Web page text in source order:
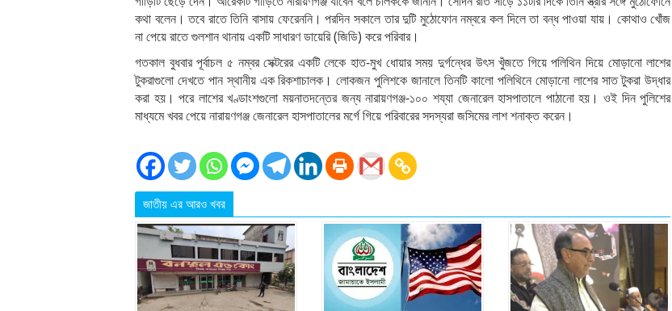
কথা বলেন। তবে রাতে তিনি বাসায় ফেরেননি। পরদিন সকালে তার দুটি মুঠোফোন নম্বরে কল দিলে তা বন্ধ পাওয়া যায়। কোথাও খোঁজ
না পেয়ে রাতে গুলশান থানায় একটি সাধারণ ডায়েরি (জিডি) করে পরিবার।
গতকাল বুধবার পূর্বাচল ৫ নম্বর সেক্টরের একটি লেকে হাত-মুখ ধোয়ার সময় দুর্গন্ধের উৎস খুঁজতে গিয়ে পলিথিন দিয়ে মোড়ানো লাশের
টুকরাগুলো দেখতে পান স্থানীয় এক রিকশাচালক। লোকজন পুলিশকে জানালে তিনটি কালো পলিথিনে মোড়ানো লাশের সাত টুকরা উদ্ধার
করা হয়। পরে লাশের খণ্ডাংশগুলো ময়নাতদন্তের জন্য নারায়ণগঞ্জ-১০০ শয্যা জেনারেল হাসপাতালে পাঠানো হয়। ওই দিন পুলিশের
মাধ্যমে খবর পেয়ে নারায়ণগঞ্জ জেনারেল হাসপাতালের মর্গে গিয়ে পরিবারের সদস্যরা জসিমের লাশ শনাক্ত করেন।
জাতীয় এর আরও খবর